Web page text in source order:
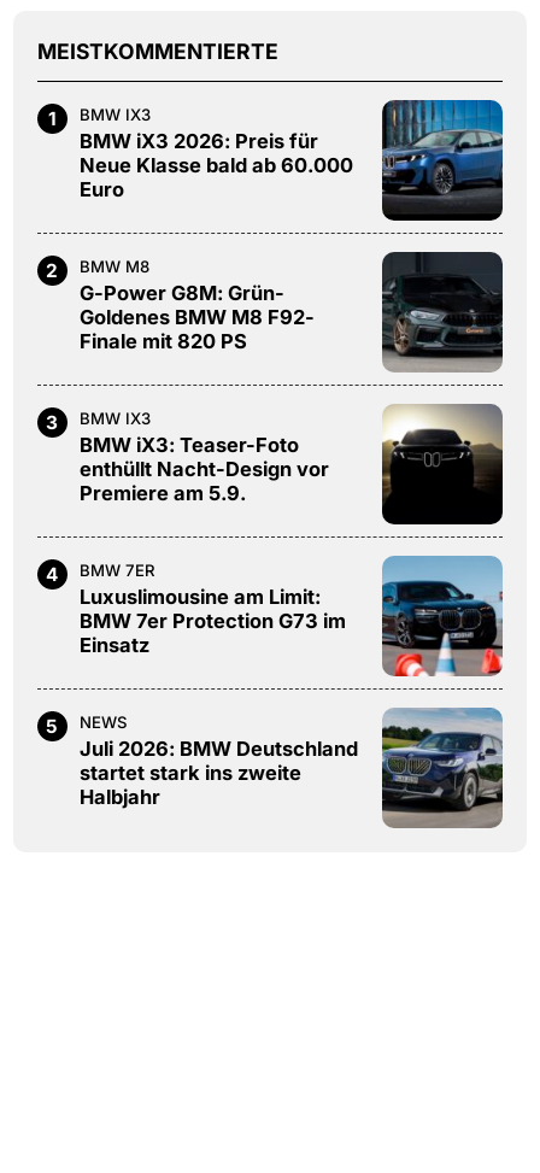
MEISTKOMMENTIERTE
1 BMW IX3
BMW iX3 2026: Preis für
Neue Klasse bald ab 60.000
Euro
2 BMW M8
G-Power G8M: Grün-
Goldenes BMW M8 F92-
Finale mit 820 PS
3 BMW IX3
BMW iX3: Teaser-Foto
enthüllt Nacht-Design vor
Premiere am 5.9.
4 BMW 7ER
Luxuslimousine am Limit:
BMW 7er Protection G73 im
Einsatz
5 NEWS
Juli 2026: BMW Deutschland
startet stark ins zweite
Halbjahr